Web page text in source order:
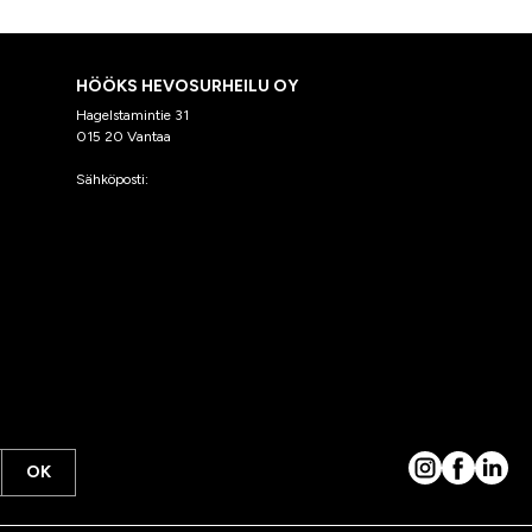
HÖÖKS HEVOSURHEILU OY
Hagelstamintie 31
015 20 Vantaa
Sähköposti:
OK